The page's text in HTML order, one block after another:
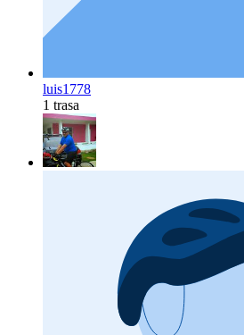
luis1778
1 trasa